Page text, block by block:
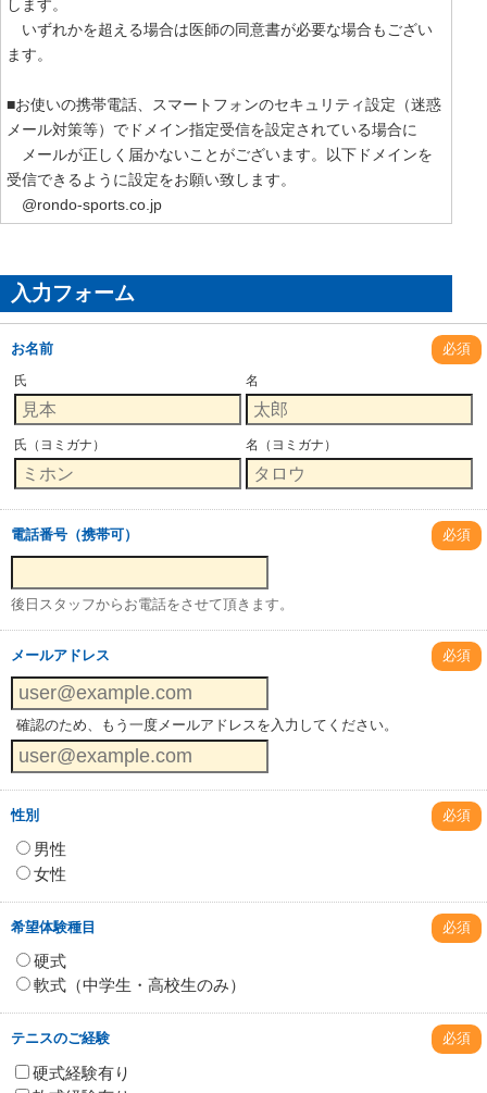
します。
いずれかを超える場合は医師の同意書が必要な場合もござい
ます。
■お使いの携帯電話、スマートフォンのセキュリティ設定（迷惑
メール対策等）でドメイン指定受信を設定されている場合に
メールが正しく届かないことがございます。以下ドメインを
受信できるように設定をお願い致します。
@rondo-sports.co.jp
入力フォーム
お名前 必須
氏 名
氏（ヨミガナ） 名（ヨミガナ）
電話番号（携帯可） 必須
後日スタッフからお電話をさせて頂きます。
メールアドレス 必須
確認のため、もう一度メールアドレスを入力してください。
性別 必須
男性
女性
希望体験種目 必須
硬式
軟式（中学生・高校生のみ）
テニスのご経験 必須
硬式経験有り